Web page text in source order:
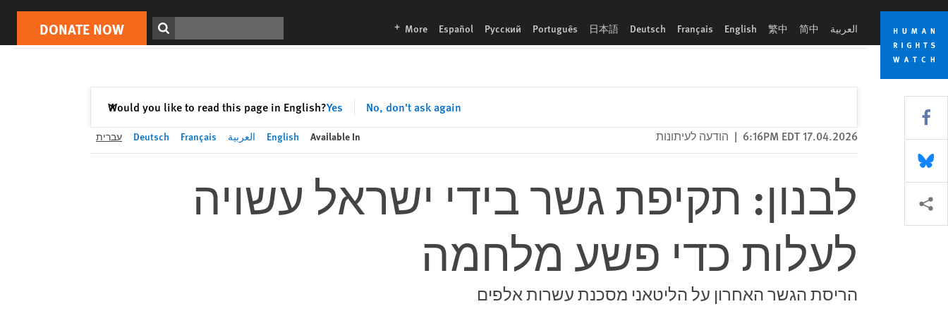
Skip
cookie
privacy
notice
Skip
main
content
العربية 简中
繁中
English
Français
Deutsch
日本語
Português
Русский
Español
More
languages
DONATE NOW
Would you like to read this page in English?Yes No, don't ask again
✕Close
Print
DONATE NOW
17.04.2026 6:16PM EDT
| הודעה לעיתונות Available In
English العربية Français
Deutsch עברית
לבנון: תקיפת גשר בידי ישראל עשויה
לעלות כדי פשע מלחמה
הריסת הגשר האחרון על הליטאני מסכנת עשרות אלפים
Share this via Facebook
Share this via Bluesky
More sharing options